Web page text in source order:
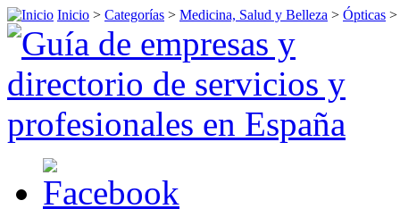
Inicio > Categorías > Medicina, Salud y Belleza > Ópticas >